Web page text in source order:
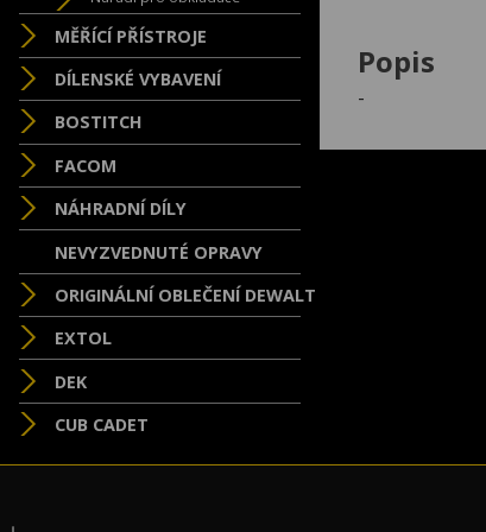
MĚŘÍCÍ PŘÍSTROJE
DÍLENSKÉ VYBAVENÍ
BOSTITCH
FACOM
NÁHRADNÍ DÍLY
NEVYZVEDNUTÉ OPRAVY
ORIGINÁLNÍ OBLEČENÍ DEWALT
EXTOL
DEK
CUB CADET
Popis
-